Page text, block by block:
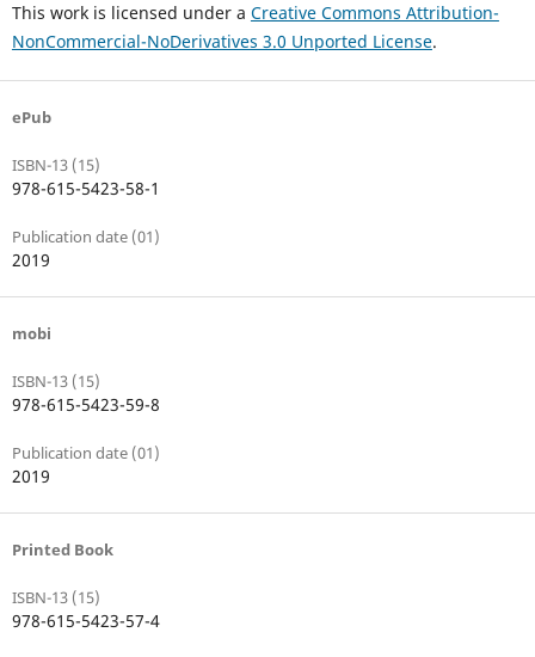
This work is licensed under a Creative Commons Attribution-
NonCommercial-NoDerivatives 3.0 Unported License.
ePub
ISBN-13 (15)
978-615-5423-58-1
Publication date (01)
2019
mobi
ISBN-13 (15)
978-615-5423-59-8
Publication date (01)
2019
Printed Book
ISBN-13 (15)
978-615-5423-57-4